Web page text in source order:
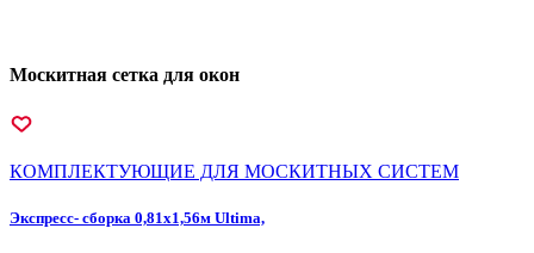
Москитная сетка для окон
КОМПЛЕКТУЮЩИЕ ДЛЯ МОСКИТНЫХ СИСТЕМ
Экспресс- сборка 0,81х1,56м Ultima,